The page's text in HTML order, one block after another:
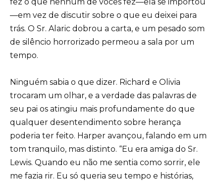
—em vez de discutir sobre o que eu deixei para
trás. O Sr. Alaric dobrou a carta, e um pesado som
de silêncio horrorizado permeou a sala por um
tempo.
Ninguém sabia o que dizer. Richard e Olivia
trocaram um olhar, e a verdade das palavras de
seu pai os atingiu mais profundamente do que
qualquer desentendimento sobre herança
poderia ter feito. Harper avançou, falando em um
tom tranquilo, mas distinto. “Eu era amiga do Sr.
Lewis. Quando eu não me sentia como sorrir, ele
me fazia rir. Eu só queria seu tempo e histórias,